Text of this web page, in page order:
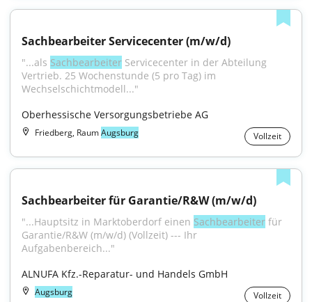
Sachbearbeiter Servicecenter (m/w/d)
"...als Sachbearbeiter Servicecenter in der Abteilung
Vertrieb. 25 Wochenstunde (5 pro Tag) im
Wechselschichtmodell..."
Oberhessische Versorgungsbetriebe AG
Friedberg, RaumAugsburg Vollzeit
Sachbearbeiter für Garantie/R&W (m/w/d)
"...Hauptsitz in Marktoberdorf einen Sachbearbeiter für
Garantie/R&W (m/w/d) (Vollzeit) --- Ihr
Aufgabenbereich..."
ALNUFA Kfz.-Reparatur- und Handels GmbH
Augsburg Vollzeit